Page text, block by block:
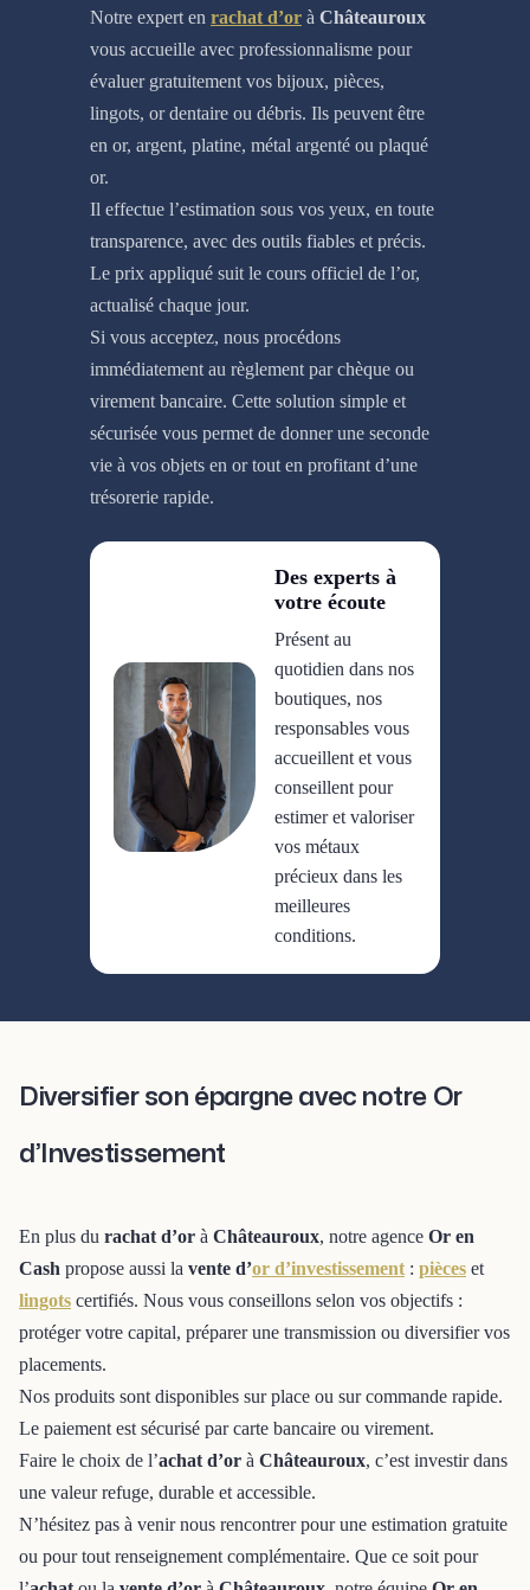
Notre expert en rachat d’or à Châteauroux
vous accueille avec professionnalisme pour
évaluer gratuitement vos bijoux, pièces,
lingots, or dentaire ou débris. Ils peuvent être
en or, argent, platine, métal argenté ou plaqué
or.
Il effectue l’estimation sous vos yeux, en toute
transparence, avec des outils fiables et précis.
Le prix appliqué suit le cours officiel de l’or,
actualisé chaque jour.
Si vous acceptez, nous procédons
immédiatement au règlement par chèque ou
virement bancaire. Cette solution simple et
sécurisée vous permet de donner une seconde
vie à vos objets en or tout en profitant d’une
trésorerie rapide.
Des experts à
votre écoute
Présent au
quotidien dans nos
boutiques, nos
responsables vous
accueillent et vous
conseillent pour
estimer et valoriser
vos métaux
précieux dans les
meilleures
conditions.
Diversifier son épargne avec notre Or
d’Investissement
En plus du rachat d’or à Châteauroux, notre agence Or en
Cash propose aussi la vente d’or d’investissement : pièces et
lingots certifiés. Nous vous conseillons selon vos objectifs :
protéger votre capital, préparer une transmission ou diversifier vos
placements.
Nos produits sont disponibles sur place ou sur commande rapide.
Le paiement est sécurisé par carte bancaire ou virement.
Faire le choix de l’achat d’or à Châteauroux, c’est investir dans
une valeur refuge, durable et accessible.
N’hésitez pas à venir nous rencontrer pour une estimation gratuite
ou pour tout renseignement complémentaire. Que ce soit pour